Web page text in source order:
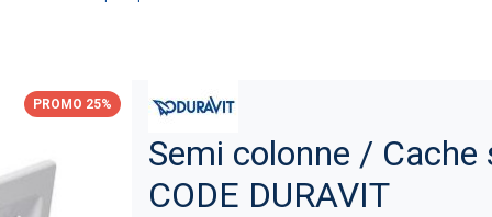
PROMO 25%
Semi colonne /
CODE DURAVIT